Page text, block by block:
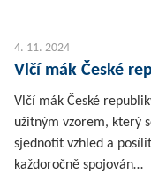
4. 11. 2024
Vlčí mák České
Vlčí mák České
užitným vzorem, který
sjednotit vzhled a
každoročně spojován…